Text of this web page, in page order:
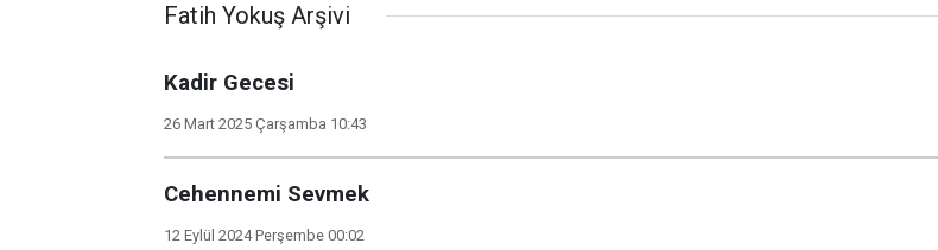
Fatih Yokuş Arşivi
Kadir Gecesi
26 Mart 2025 Çarşamba 10:43
Cehennemi Sevmek
12 Eylül 2024 Perşembe 00:02